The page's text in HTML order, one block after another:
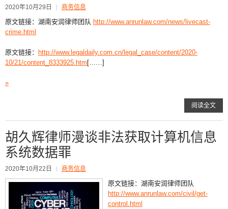
2020年10月29日 商务信息
原文链接：湖南安润律师团队 http://www.anrunlaw.com/news/livecast-
crime.html
原文链接： http://www.legaldaily.com.cn/legal_case/content/2020-
10/21/content_8333925.htm[……]
»
阅读全文
胡久辉律师漫谈非法获取计算机信息
系统数据罪
2020年10月22日 商务信息
原文链接：湖南安润律师团队
http://www.anrunlaw.com/civil/get-
control.html